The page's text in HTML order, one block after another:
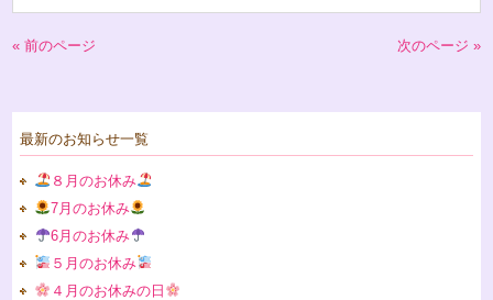
« 前のページ 次のページ »
最新のお知らせ一覧
８月のお休み
7月のお休み
6月のお休み
５月のお休み
４月のお休みの日